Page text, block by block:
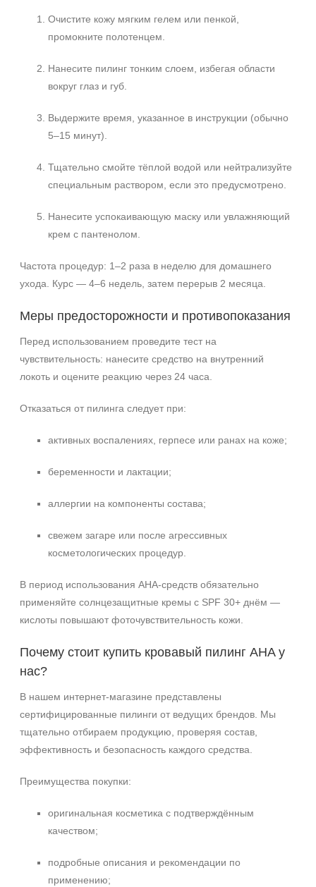
Очистите кожу мягким гелем или пенкой,
промокните полотенцем.
Нанесите пилинг тонким слоем, избегая области
вокруг глаз и губ.
Выдержите время, указанное в инструкции (обычно
5–15 минут).
Тщательно смойте тёплой водой или нейтрализуйте
специальным раствором, если это предусмотрено.
Нанесите успокаивающую маску или увлажняющий
крем с пантенолом.
Частота процедур: 1–2 раза в неделю для домашнего
ухода. Курс — 4–6 недель, затем перерыв 2 месяца.
Меры предосторожности и противопоказания
Перед использованием проведите тест на
чувствительность: нанесите средство на внутренний
локоть и оцените реакцию через 24 часа.
Отказаться от пилинга следует при:
активных воспалениях, герпесе или ранах на коже;
беременности и лактации;
аллергии на компоненты состава;
свежем загаре или после агрессивных
косметологических процедур.
В период использования AHA‑средств обязательно
применяйте солнцезащитные кремы с SPF 30+ днём —
кислоты повышают фоточувствительность кожи.
Почему стоит купить кровавый пилинг AHA у
нас?
В нашем интернет‑магазине представлены
сертифицированные пилинги от ведущих брендов. Мы
тщательно отбираем продукцию, проверяя состав,
эффективность и безопасность каждого средства.
Преимущества покупки:
оригинальная косметика с подтверждённым
качеством;
подробные описания и рекомендации по
применению;